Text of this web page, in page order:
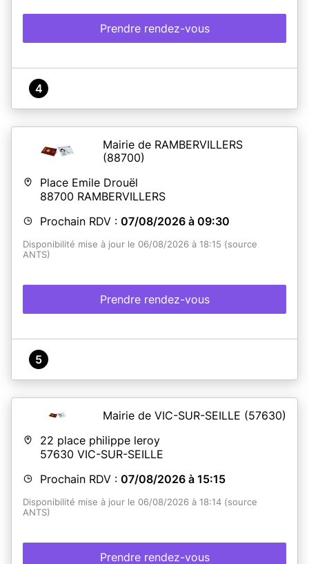
Prendre rendez-vous
4
Mairie de RAMBERVILLERS
(88700)
Place Emile Drouël
88700 RAMBERVILLERS
Prochain RDV : 07/08/2026 à 09:30
Disponibilité mise à jour le 06/08/2026 à 18:15 (source
ANTS)
Prendre rendez-vous
5
Mairie de VIC-SUR-SEILLE (57630)
22 place philippe leroy
57630 VIC-SUR-SEILLE
Prochain RDV : 07/08/2026 à 15:15
Disponibilité mise à jour le 06/08/2026 à 18:14 (source
ANTS)
Prendre rendez-vous